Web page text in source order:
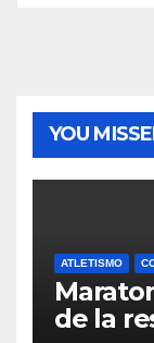
YOU
ATLETISMO
de la